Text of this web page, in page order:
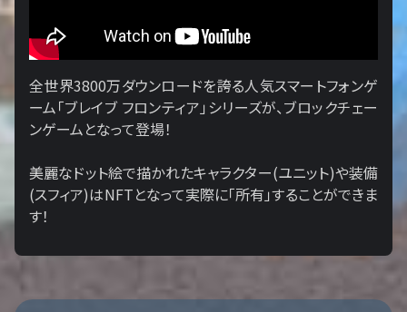
全世界3800万ダウンロードを誇る人気スマートフォンゲ
ーム「ブレイブ フロンティア」シリーズが、ブロックチェー
ンゲームとなって登場！
美麗なドット絵で描かれたキャラクター(ユニット)や装備
(スフィア)はNFTとなって実際に「所有」することができま
す！